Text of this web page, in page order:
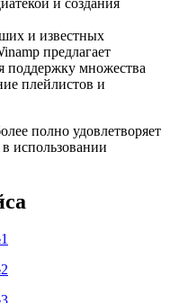
и известных
предлагает
поддержку множества
плейлистов и
полно удовлетворяет
использовании